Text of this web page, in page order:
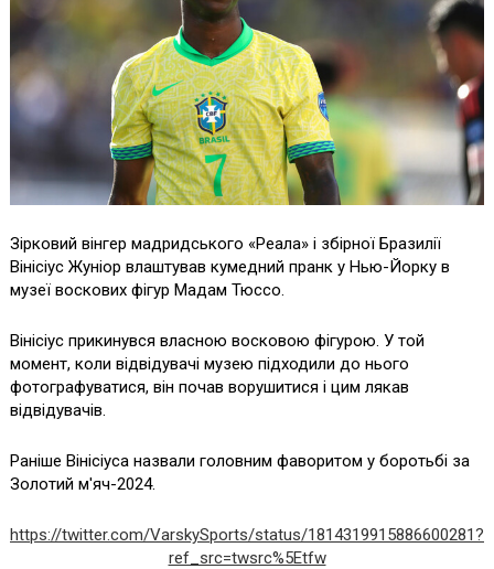
Зірковий вінгер мадридського «Реала» і збірної Бразилії
Вінісіус Жуніор влаштував кумедний пранк у Нью-Йорку в
музеї воскових фігур Мадам Тюссо.
Вінісіус прикинувся власною восковою фігурою. У той
момент, коли відвідувачі музею підходили до нього
фотографуватися, він почав ворушитися і цим лякав
відвідувачів.
Раніше Вінісіуса назвали головним фаворитом у боротьбі за
Золотий м'яч-2024.
https://twitter.com/VarskySports/status/1814319915886600281?
ref_src=twsrc%5Etfw